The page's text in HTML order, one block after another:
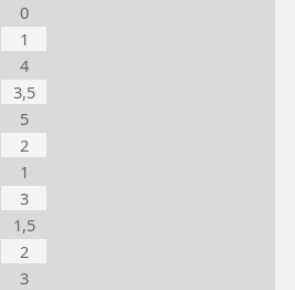
0
1
4
3,5
5
2
1
3
1,5
2
3